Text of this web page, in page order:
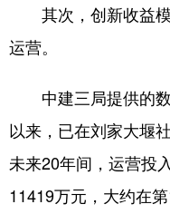
其次，创新收益模
运营。
中建三局提供的数
以来，已在刘家大堰
未来20年间，运营投
11419万元，大约在